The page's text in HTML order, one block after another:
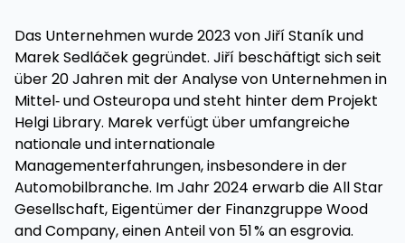
Das Unternehmen wurde 2023 von Jiří Staník und
Marek Sedláček gegründet. Jiří beschäftigt sich seit
über 20 Jahren mit der Analyse von Unternehmen in
Mittel‑ und Osteuropa und steht hinter dem Projekt
Helgi Library. Marek verfügt über umfangreiche
nationale und internationale
Managementerfahrungen, insbesondere in der
Automobilbranche. Im Jahr 2024 erwarb die All Star
Gesellschaft, Eigentümer der Finanzgruppe Wood
and Company, einen Anteil von 51 % an esgrovia.